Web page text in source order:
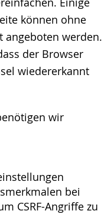
können ohne
angeboten werden.
der Browser
wiedererkannt
wir
bei
CSRF-Angriffe zu